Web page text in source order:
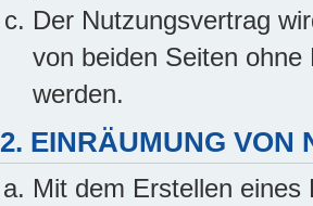
Der Nutzungsvertrag
von beiden Seiten
werden.
2. EINRÄUMUNG VON
Mit dem Erstellen